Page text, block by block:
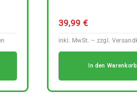
39,99 €
In den Warenkorb